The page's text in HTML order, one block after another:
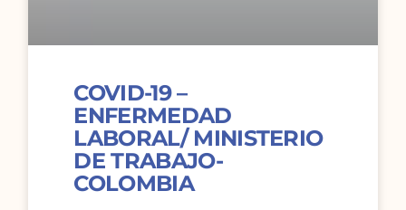
COVID-19 –
ENFERMEDAD
LABORAL/ MINISTERIO
DE TRABAJO-
COLOMBIA